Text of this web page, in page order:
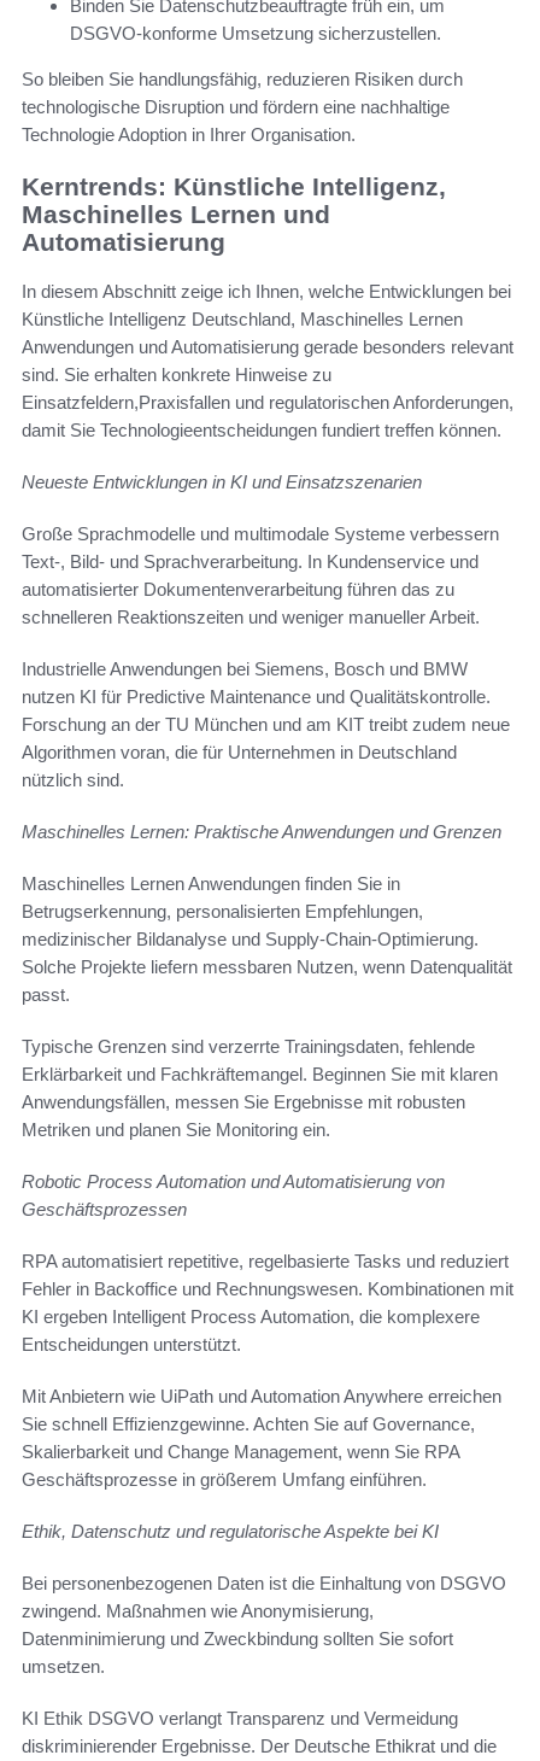
Binden Sie Datenschutzbeauftragte früh ein, um
DSGVO-konforme Umsetzung sicherzustellen.
So bleiben Sie handlungsfähig, reduzieren Risiken durch
technologische Disruption und fördern eine nachhaltige
Technologie Adoption in Ihrer Organisation.
Kerntrends: Künstliche Intelligenz,
Maschinelles Lernen und
Automatisierung
In diesem Abschnitt zeige ich Ihnen, welche Entwicklungen bei
Künstliche Intelligenz Deutschland, Maschinelles Lernen
Anwendungen und Automatisierung gerade besonders relevant
sind. Sie erhalten konkrete Hinweise zu
Einsatzfeldern,Praxisfallen und regulatorischen Anforderungen,
damit Sie Technologieentscheidungen fundiert treffen können.
Neueste Entwicklungen in KI und Einsatzszenarien
Große Sprachmodelle und multimodale Systeme verbessern
Text-, Bild- und Sprachverarbeitung. In Kundenservice und
automatisierter Dokumentenverarbeitung führen das zu
schnelleren Reaktionszeiten und weniger manueller Arbeit.
Industrielle Anwendungen bei Siemens, Bosch und BMW
nutzen KI für Predictive Maintenance und Qualitätskontrolle.
Forschung an der TU München und am KIT treibt zudem neue
Algorithmen voran, die für Unternehmen in Deutschland
nützlich sind.
Maschinelles Lernen: Praktische Anwendungen und Grenzen
Maschinelles Lernen Anwendungen finden Sie in
Betrugserkennung, personalisierten Empfehlungen,
medizinischer Bildanalyse und Supply-Chain-Optimierung.
Solche Projekte liefern messbaren Nutzen, wenn Datenqualität
passt.
Typische Grenzen sind verzerrte Trainingsdaten, fehlende
Erklärbarkeit und Fachkräftemangel. Beginnen Sie mit klaren
Anwendungsfällen, messen Sie Ergebnisse mit robusten
Metriken und planen Sie Monitoring ein.
Robotic Process Automation und Automatisierung von
Geschäftsprozessen
RPA automatisiert repetitive, regelbasierte Tasks und reduziert
Fehler in Backoffice und Rechnungswesen. Kombinationen mit
KI ergeben Intelligent Process Automation, die komplexere
Entscheidungen unterstützt.
Mit Anbietern wie UiPath und Automation Anywhere erreichen
Sie schnell Effizienzgewinne. Achten Sie auf Governance,
Skalierbarkeit und Change Management, wenn Sie RPA
Geschäftsprozesse in größerem Umfang einführen.
Ethik, Datenschutz und regulatorische Aspekte bei KI
Bei personenbezogenen Daten ist die Einhaltung von DSGVO
zwingend. Maßnahmen wie Anonymisierung,
Datenminimierung und Zweckbindung sollten Sie sofort
umsetzen.
KI Ethik DSGVO verlangt Transparenz und Vermeidung
diskriminierender Ergebnisse. Der Deutsche Ethikrat und die